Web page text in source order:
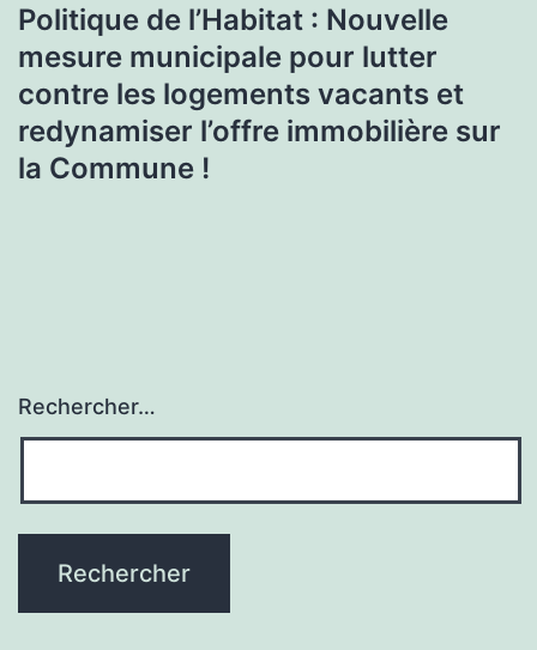
Politique de l’Habitat : Nouvelle
mesure municipale pour lutter
contre les logements vacants et
redynamiser l’offre immobilière sur
la Commune !
Rechercher…